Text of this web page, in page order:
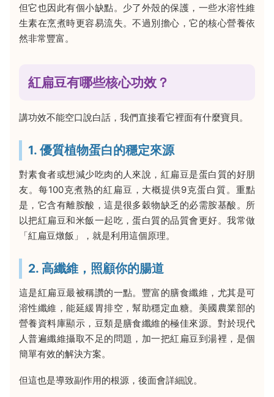
但它也因此有個小缺點。少了外殼的保護，一些水溶性維
生素在烹煮時更容易流失。不過別擔心，它的核心營養依
然非常豐富。
紅扁豆有哪些核心功效？
講功效不能空口說白話，我們直接看它裡面有什麼寶貝。
1. 優質植物蛋白的穩定來源
對素食者或想減少吃肉的人來說，紅扁豆是蛋白質的好朋
友。每100克煮熟的紅扁豆，大概提供9克蛋白質。重點
是，它含有離胺酸，這是很多穀物缺乏的必需胺基酸。所
以把紅扁豆和米飯一起吃，蛋白質的品質會更好。我常做
「紅扁豆燉飯」，就是利用這個原理。
2. 高纖維，照顧你的腸道
這是紅扁豆最被稱讚的一點。豐富的膳食纖維，尤其是可
溶性纖維，能延緩胃排空，幫助穩定血糖。美國農業部的
營養資料庫顯示，豆類是膳食纖維的極佳來源。對於現代
人普遍纖維攝取不足的問題，加一把紅扁豆到湯裡，是個
簡單有效的解決方案。
但這也是導致副作用的根源，後面會詳細說。